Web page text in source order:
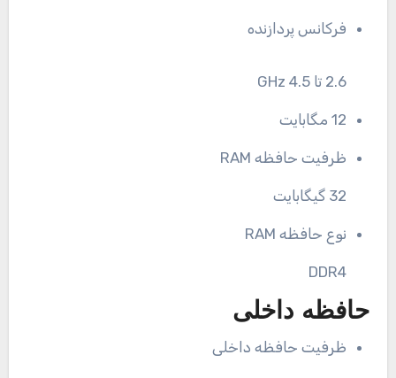
فرکانس پردازنده
2.6 تا 4.5 GHz
12 مگابایت
ظرفیت حافظه RAM
32 گیگابایت
نوع حافظه RAM
DDR4
حافظه داخلی
ظرفیت حافظه داخلی